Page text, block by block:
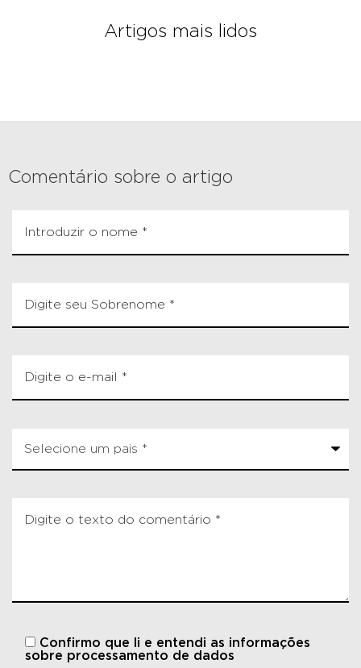
Artigos mais lidos
Comentário sobre o artigo
Confirmo que li e entendi as informações
sobre processamento de dados